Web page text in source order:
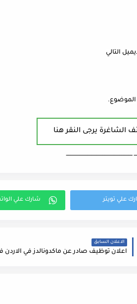
الشاغرة يرجى النقر هنا
ـــــــــــــــــــــــــــــــــــــــــــــــــــــــــــــــــــ
الاعلان السابق